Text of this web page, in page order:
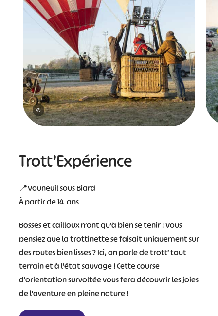
©
Trott’Expérience
📍Vouneuil sous Biard
À partir de 14 ans
Bosses et cailloux n’ont qu’à bien se tenir ! Vous
pensiez que la trottinette se faisait uniquement sur
des routes bien lisses ? Ici, on parle de trott’ tout
terrain et à l’état sauvage ! Cette course
d’orientation survoltée vous fera découvrir les joies
de l’aventure en pleine nature !